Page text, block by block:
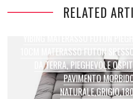
RELATED
10CM MATERASSO FUTON
DA TERRA, PIEGHEVOLE
PAVIMENTO